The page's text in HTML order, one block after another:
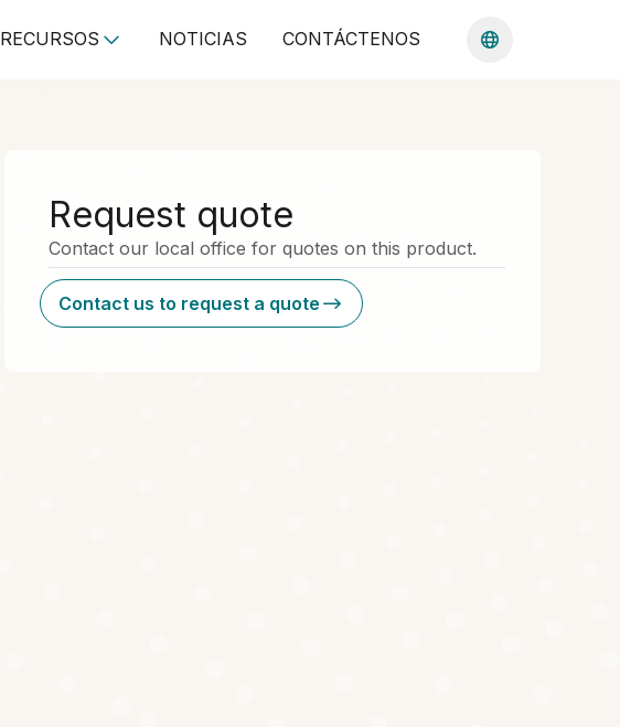
RECURSOS NOTICIAS CONTÁCTENOS
Request quote
Contact our local office for quotes on this product.
Contact us to request a quote